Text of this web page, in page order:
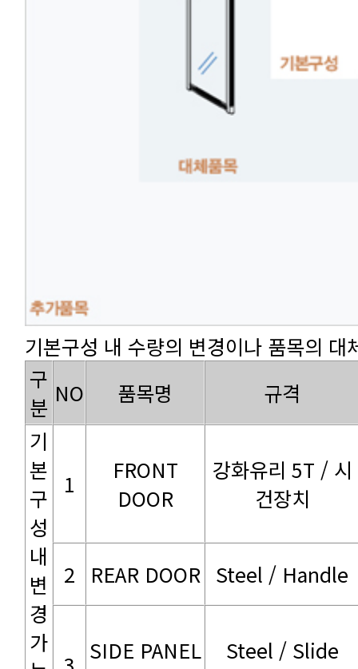
기본구성 내 수량의 변경이나 품목의
분 NO 품목명 규격
1 DOOR 건장치
2 REAR DOOR Steel / Handle